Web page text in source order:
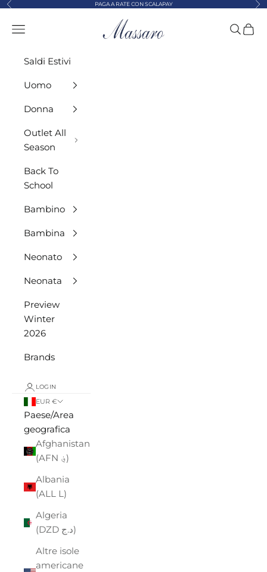
Vai al contenuto
Precedente PAGA A RATE CON SCALAPAY
MASSARO ABBIGLIAMENTO
Menù Cerca
Saldi Estivi
Uomo
Donna
Outlet All
Season
Back To
School
Bambino
Bambina
Neonato
Neonata
Preview
Winter
2026
Brands
LOGIN
EUR €
Paese/Area
geografica
Afghanistan
(AFN ؋)
Albania
(ALL L)
Algeria
(DZD د.ج)
Altre isole
americane